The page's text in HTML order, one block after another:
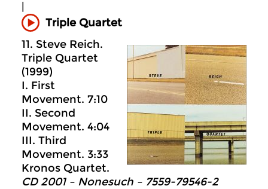
Triple Quartet
11. Steve Reich.
Triple Quartet
(1999)
I. First
Movement. 7:10
II. Second
Movement. 4:04
III. Third
Movement. 3:33
Kronos Quartet.
CD 2001 – Nonesuch ‎– 7559-79546-2